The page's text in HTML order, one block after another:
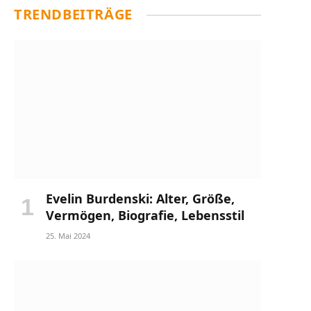
TRENDBEITRÄGE
Evelin Burdenski: Alter, Größe,
Vermögen, Biografie, Lebensstil
25. Mai 2024